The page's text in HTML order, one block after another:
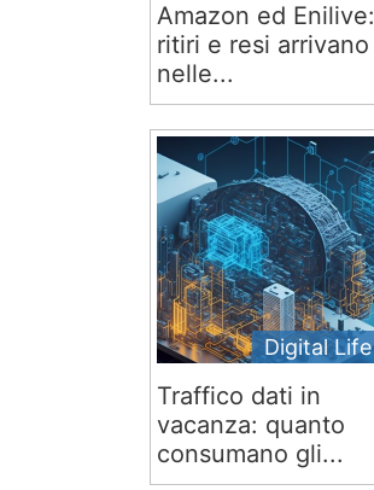
Amazon ed Enilive:
ritiri e resi arrivano
nelle...
Digital Life
Traffico dati in
vacanza: quanto
consumano gli...